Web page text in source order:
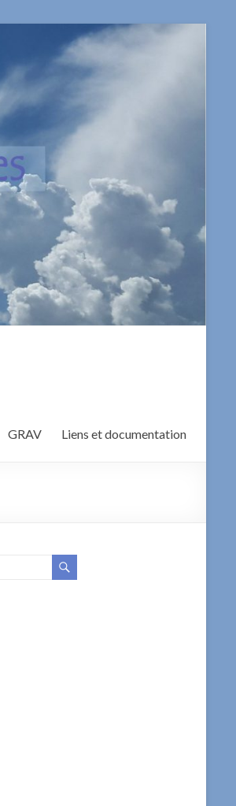
GRAV Liens et documentation